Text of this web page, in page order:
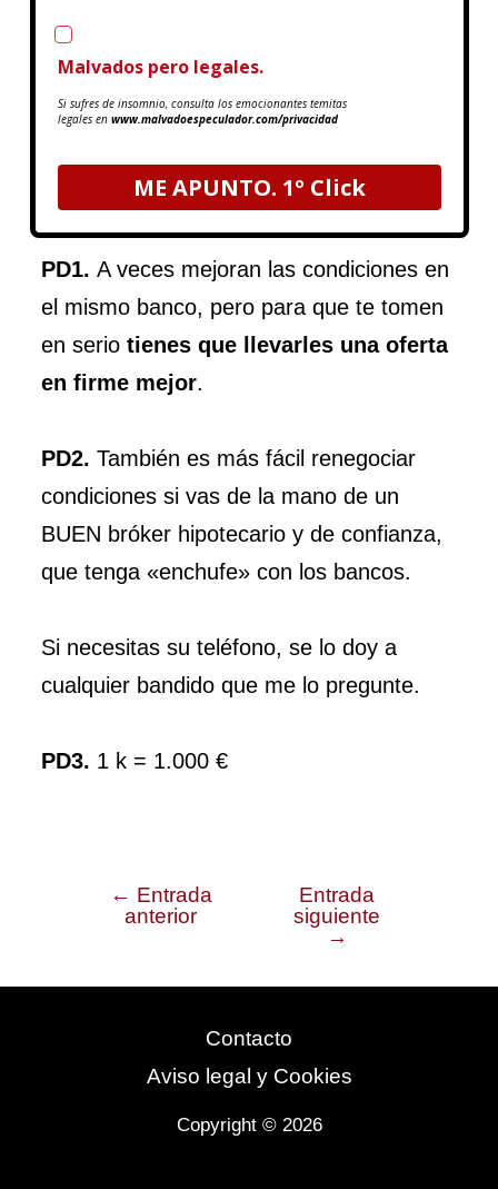
Malvados pero legales.
Si sufres de insomnio, consulta los emocionantes temitas
legales en www.malvadoespeculador.com/privacidad
ME APUNTO. 1º Click
PD1. A veces mejoran las condiciones en
el mismo banco, pero para que te tomen
en seriotienes que llevarles una oferta
en firme mejor.
PD2. También es más fácil renegociar
condiciones si vas de la mano de un
BUEN bróker hipotecario y de confianza,
que tenga «enchufe» con los bancos.
Si necesitas su teléfono, se lo doy a
cualquier bandido que me lo pregunte.
PD3. 1 k = 1.000 €
Navegación
← Entrada
anterior
Entrada
siguiente
→
Contacto
Aviso legal y Cookies
Copyright © 2026